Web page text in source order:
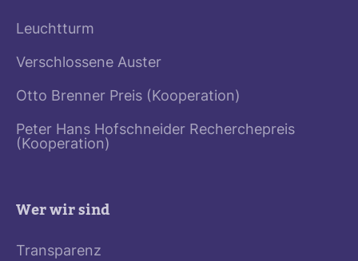
Leuchtturm
Verschlossene Auster
Otto Brenner Preis (Kooperation)
Peter Hans Hofschneider Recherchepreis
(Kooperation)
Wer wir sind
Transparenz